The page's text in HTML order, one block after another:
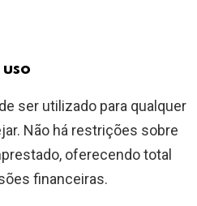
ser utilizado para qualquer
Não há restrições sobre
oferecendo total
financeiras.